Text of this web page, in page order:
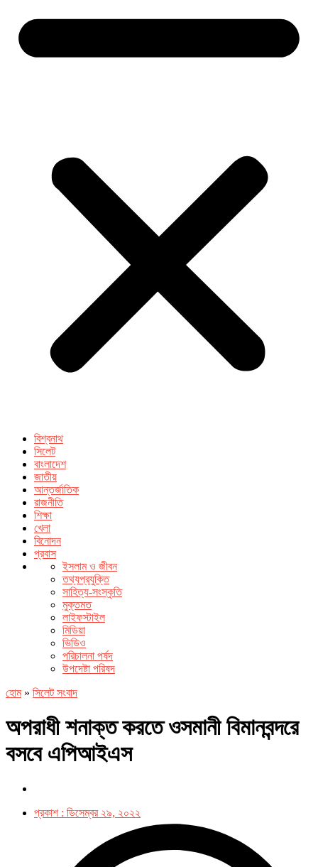
বিশ্বনাথ
সিলেট
বাংলাদেশ
জাতীয়
আন্তর্জাতিক
রাজনীতি
শিক্ষা
খেলা
বিনোদন
প্রবাস
ইসলাম ও জীবন
তথ্যপ্রযুক্তি
সাহিত্য-সংস্কৃতি
মুক্তমত
লাইফস্টাইল
মিডিয়া
ভিডিও
পরিচালনা পর্ষদ
উপদেষ্টা পরিষদ
হোম» সিলেট সংবাদ
অপরাধী শনাক্ত করতে ওসমানী বিমানবন্দরে
বসবে এপিআইএস
প্রকাশ : ডিসেম্বর ২৯, ২০২২